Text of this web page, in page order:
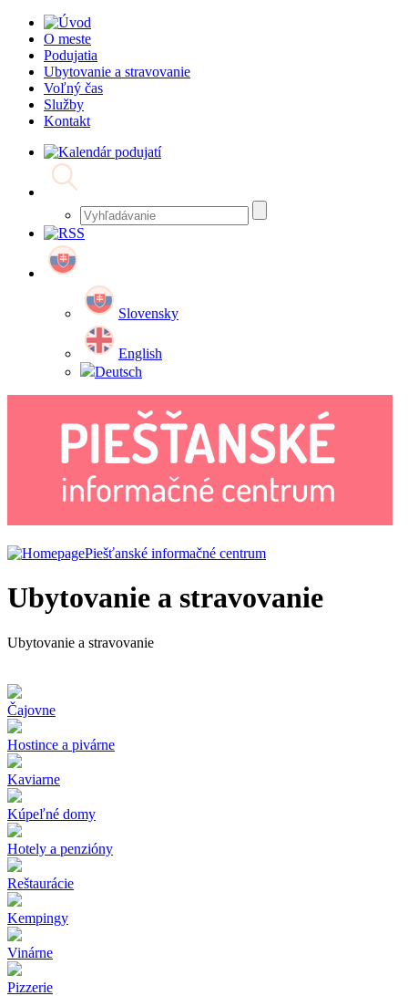
O meste
Podujatia
Ubytovanie a stravovanie
Voľný čas
Služby
Kontakt
Slovensky
English
Deutsch
Piešťanské informačné centrum
Ubytovanie a stravovanie
Ubytovanie a stravovanie
Čajovne
Hostince a pivárne
Kaviarne
Kúpeľné domy
Hotely a penzióny
Reštaurácie
Kempingy
Vinárne
Pizzerie